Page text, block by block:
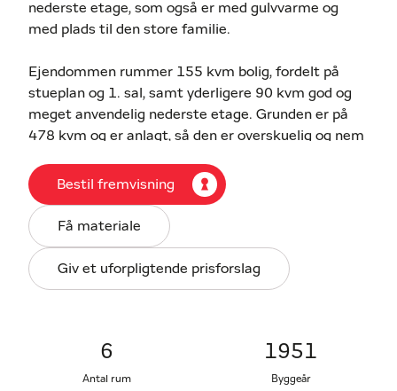
nederste etage, som også er med gulvvarme og
med plads til den store familie.
Ejendommen rummer 155 kvm bolig, fordelt på
stueplan og 1. sal, samt yderligere 90 kvm god og
meget anvendelig nederste etage. Grunden er på
478 kvm og er anlagt, så den er overskuelig og nem
Boligen er i høj stueplan indrettet med entré, pænt
køkken med lyse elementer og med plads til et lille
spisebord, gæstetoilet, spisestue, samt en lys
vinkelstue med udgang til den hyggelige
overdækkede terrasse, som giver gode muligheder
På 1. sal findes et repos, et rummeligt soveværelse
Bestil fremvisning
Få materiale
Giv et uforpligtende prisforslag
6
Antal rum
1951
Byggeår